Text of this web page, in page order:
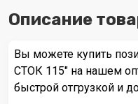
Описание
Вы можете купить
СТОК 115" на нашем
быстрой отгрузкой и